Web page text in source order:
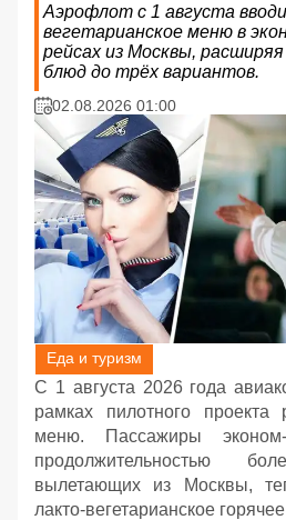
Аэрофлот с 1 августа
вегетарианское меню в
рейсах из Москвы,
блюд до трёх вариантов.
02.08.2026 01:00
Еда и туризм
С 1 августа 2026 года
рамках пилотного проекта
меню. Пассажиры
продолжительностью
вылетающих из Москвы,
лакто-вегетарианское